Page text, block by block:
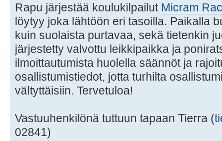
Rapu järjestää koulukilpailut Micram
löytyy joka lähtöön eri tasoilla. Paikalla
kuin suolaista purtavaa, sekä tietenkin
järjestetty valvottu leikkipaikka ja
ilmoittautumista huolella säännöt ja
osallistumistiedot, jotta turhilta
vältyttäisiin. Tervetuloa!
Vastuuhenkilönä tuttuun tapaan Tierra (
02841)